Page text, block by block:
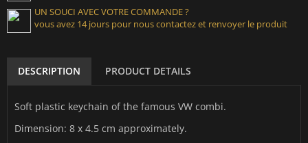
UN SOUCI AVEC VOTRE COMMANDE ?
vous avez 14 jours pour nous contactez et renvoyer le produit
DESCRIPTION PRODUCT DETAILS
Soft plastic keychain of the famous VW combi.
Dimension: 8 x 4.5 cm approximately.